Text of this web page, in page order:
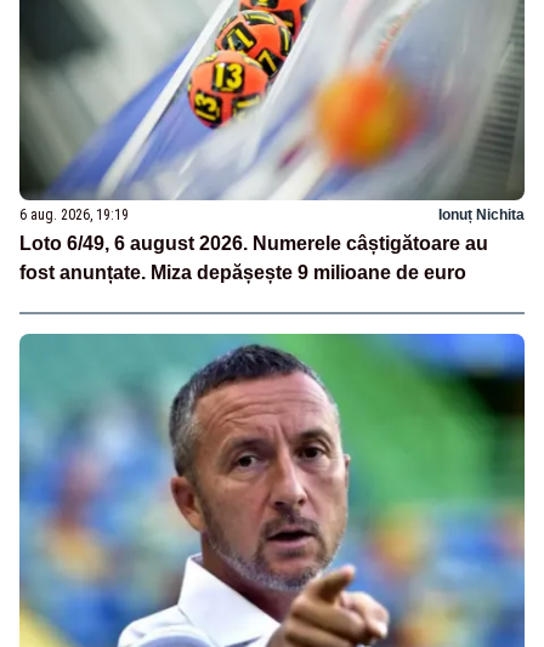
6 aug. 2026, 19:19 Ionuț Nichita
Loto 6/49, 6 august 2026. Numerele câștigătoare au
fost anunțate. Miza depășește 9 milioane de euro